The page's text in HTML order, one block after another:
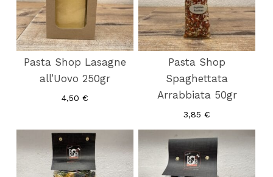
Pasta Shop Lasagne
all’Uovo 250gr
4,50 €
Pasta Shop
Spaghettata
Arrabbiata 50gr
3,85€